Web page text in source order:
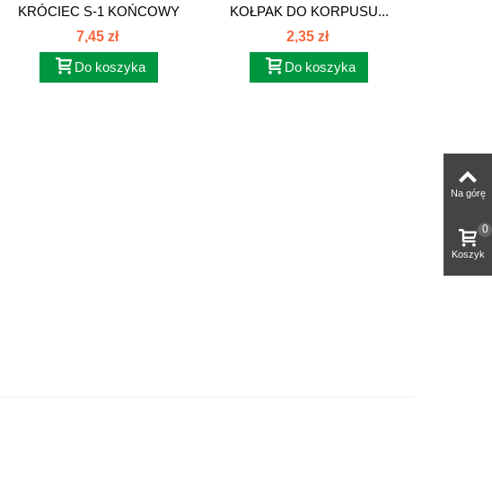
KRÓCIEC S-1 KOŃCOWY
KPL AP13S1.62
7,45 zł
Do koszyka
KOŁPAK DO KORPUSU...
2,35 zł
Do koszyka
Na górę
Koszyk
0